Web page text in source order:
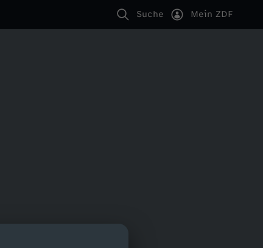
Suche Mein ZDF